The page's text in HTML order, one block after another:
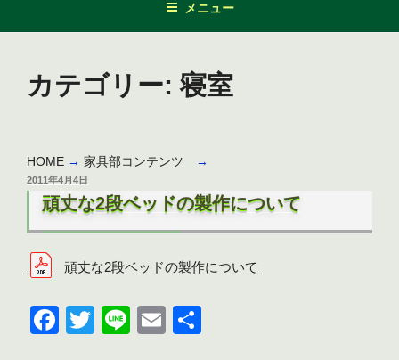
メニュー
カテゴリー:寝室
HOME → 家具部コンテンツ →
投
2011年4月4日
頑丈な2段ベッドの製作について
頑丈な2段ベッドの製作について
F
T
Li
E